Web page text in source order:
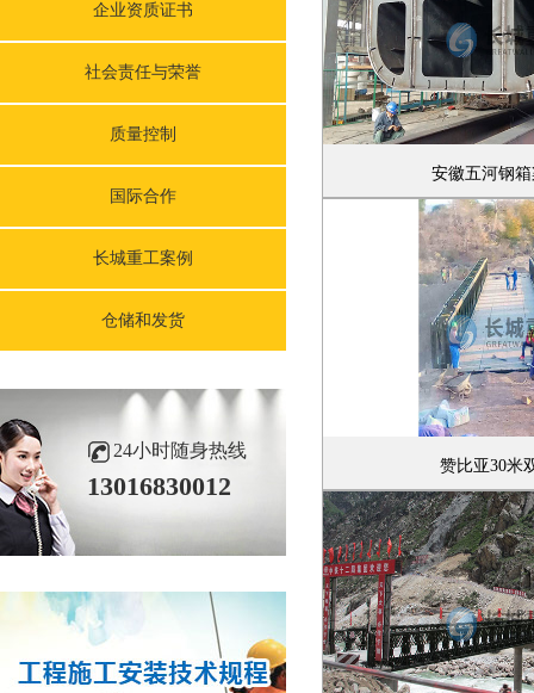
企业资质证书
社会责任与荣誉
质量控制
国际合作
长城重工案例
仓储和发货
24小时随身热线
13016830012
安徽五河钢
赞比亚30米